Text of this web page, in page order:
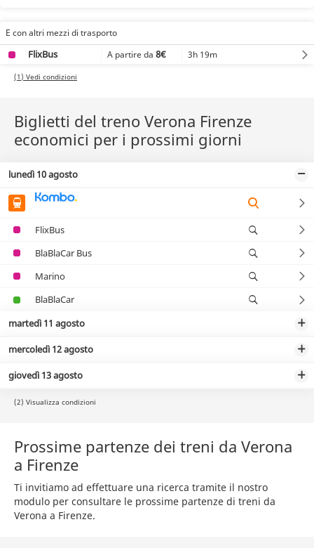
E con altri mezzi di trasporto
FlixBus A partire da 8€ 3h 19m
(1) Vedi condizioni
Biglietti del treno Verona Firenze
economici per i prossimi giorni
lunedì 10 agosto
FlixBus
BlaBlaCar Bus
Marino
BlaBlaCar
martedì 11 agosto
mercoledì 12 agosto
giovedì 13 agosto
(2) Visualizza condizioni
Prossime partenze dei treni da Verona
a Firenze
Ti invitiamo ad effettuare una ricerca tramite il nostro
modulo per consultare le prossime partenze di treni da
Verona a Firenze.